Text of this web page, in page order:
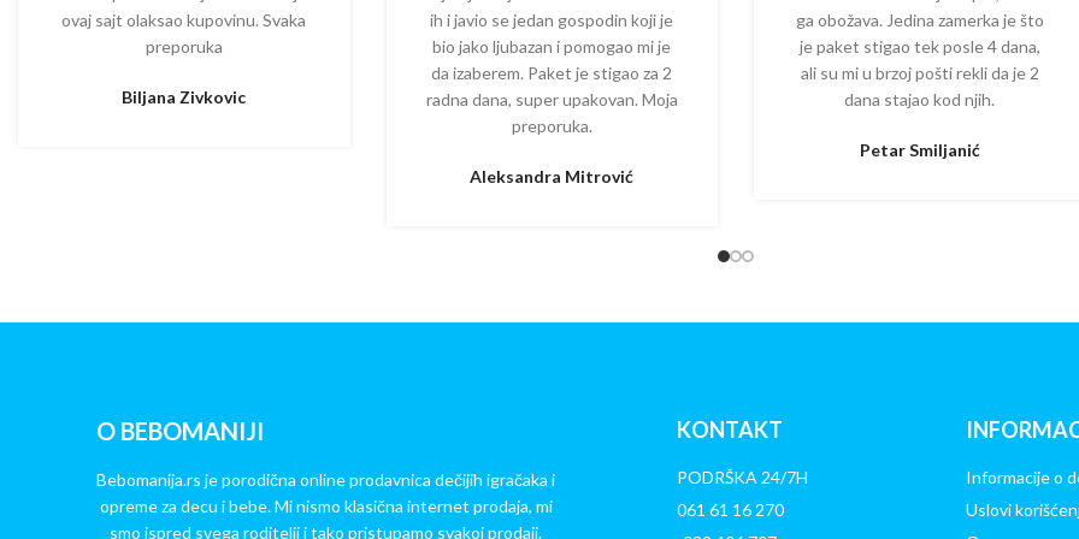
ovaj sajt olaksao kupovinu. Svaka
preporuka
Biljana Zivkovic
ih i javio se jedan gospodin koji je
bio jako ljubazan i pomogao mi je
da izaberem. Paket je stigao za 2
radna dana, super upakovan. Moja
preporuka.
Aleksandra Mitrović
ga obožava. Jedina zamerka je što
je paket stigao tek posle 4 dana,
ali su mi u brzoj pošti rekli da je 2
dana stajao kod njih.
Petar Smiljanić
O BEBOMANIJI
Bebomanija.rs je porodična online prodavnica dečijih igračaka i
opreme za decu i bebe. Mi nismo klasična internet prodaja, mi
smo ispred svega roditelji i tako pristupamo svakoj prodaji.
KONTAKT
PODRŠKA 24/7H
061 61 16 270
Informacije o
Uslovi